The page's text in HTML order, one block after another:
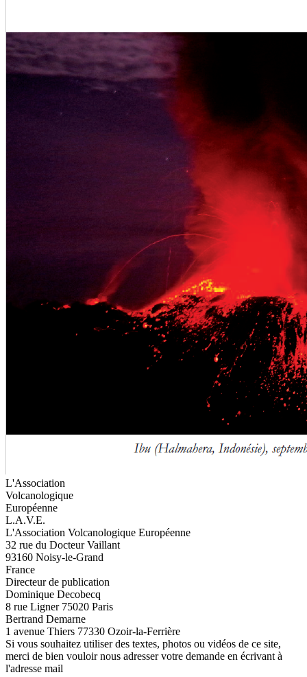
L'Association
Volcanologique
Européenne
L.A.V.E.
L'Association Volcanologique Européenne
32 rue du Docteur Vaillant
93160 Noisy-le-Grand
France
Directeur de publication
Dominique Decobecq
8 rue Ligner 75020 Paris
Bertrand Demarne
1 avenue Thiers 77330 Ozoir-la-Ferrière
Si vous souhaitez utiliser des textes, photos ou vidéos de ce site,
merci de bien vouloir nous adresser votre demande en écrivant à
l'adresse mail